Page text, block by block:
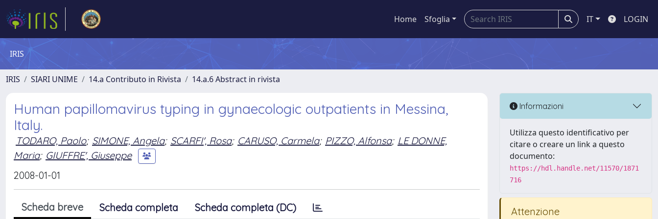
Home Sfoglia IT LOGIN
IRIS
IRIS SIARI UNIME 14.a Contributo in Rivista 14.a.6 Abstract in rivista
Human papillomavirus typing in gynaecologic outpatients in Messina,
Italy.
TODARO, Paolo; SIMONE, Angela; SCARFI', Rosa; CARUSO, Carmela; PIZZO, Alfonsa; LE DONNE,
Maria; GIUFFRE', Giuseppe
2008-01-01
Scheda breve Scheda completa Scheda completa (DC)
Informazioni
Utilizza questo identificativo per
citare o creare un link a questo
documento:
https://hdl.handle.net/11570/1871
716
Attenzione